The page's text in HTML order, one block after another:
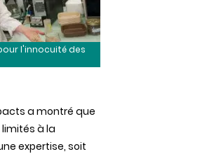
l'innocuité des
a montré que
à la
expertise, soit